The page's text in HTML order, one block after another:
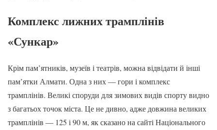
Комплекс лижних трамплінів
«Сункар»
Крім пам’ятників, музеїв і театрів, можна відвідати й інші
пам’ятки Алмати. Одна з них — гори і комплекс
трамплінів. Великі споруди для зимових видів спорту видно
з багатьох точок міста. Це не дивно, адже довжина великих
трамплінів — 125 і 90 м, як сказано на сайті Національного